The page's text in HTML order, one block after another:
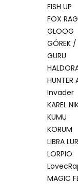
FISH UP
FOX
GLOOG
GÓREK /
GURU
HUNTER
Invader
KAREL
KUMU
KORUM
LIBRA
LORPIO
MAGIC